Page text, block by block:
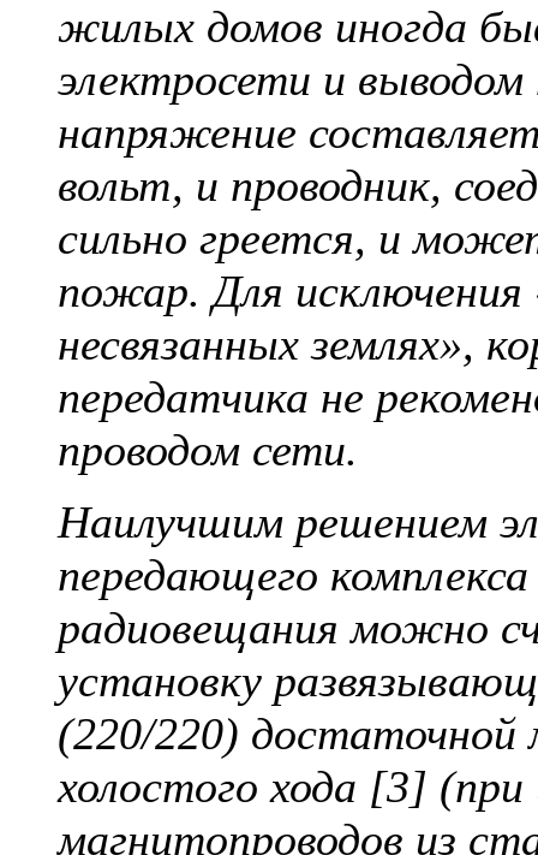
жилых домов иногда
электросети и
напряжение
вольт, и проводник,
сильно греется, и
пожар. Для исключения
несвязанных землях»,
передатчика не
проводом сети.
Наилучшим решением
передающего
радиовещания можно
установку
(220/220)
холостого хода [3] (при
магнитопроводов из